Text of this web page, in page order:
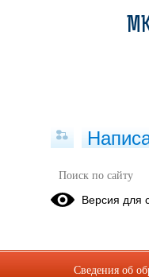
Комплексная
Безопасность
Версия для
Сведения об